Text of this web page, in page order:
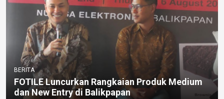
BERITA
FOTILE Luncurkan Rangkaian Produk Medium
dan New Entry di Balikpapan